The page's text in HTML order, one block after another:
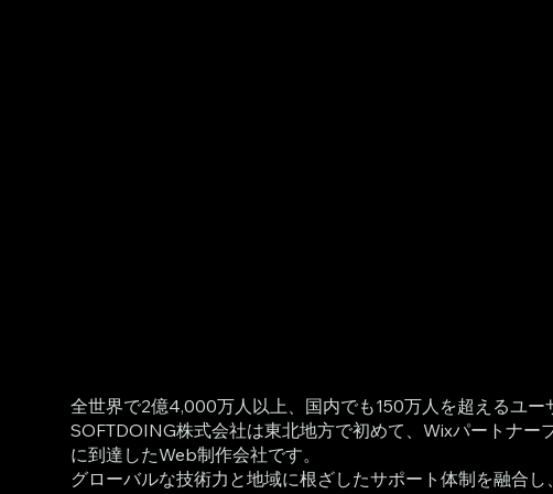
全世界で2億4,000万人以上、国内でも150万人を超えるユー
SOFTDOING株式会社は東北地方で初めて、Wixパートナー
に到達したWeb制作会社です。
グローバルな技術力と地域に根ざしたサポート体制を融合